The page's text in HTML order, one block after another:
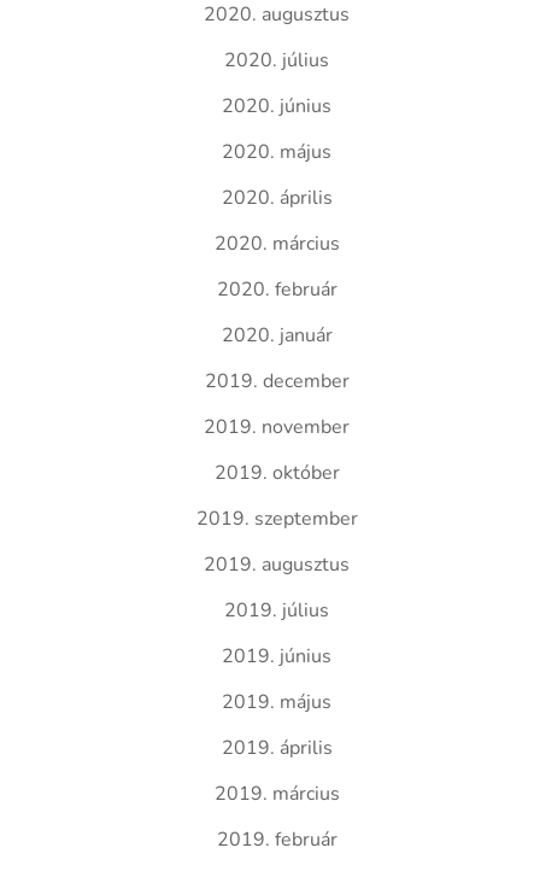
2020. augusztus
2020. július
2020. június
2020. május
2020. április
2020. március
2020. február
2020. január
2019. december
2019. november
2019. október
2019. szeptember
2019. augusztus
2019. július
2019. június
2019. május
2019. április
2019. március
2019. február